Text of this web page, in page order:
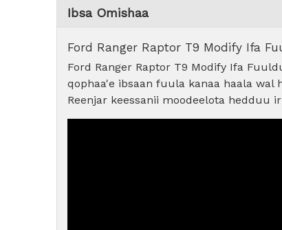
Ibsa Omishaa
Ford Ranger Raptor T9 Modify Ifa
Ford Ranger Raptor T9 Modify Ifa
qophaa'e ibsaan fuula kanaa haala
Reenjar keessanii moodeelota hedduu